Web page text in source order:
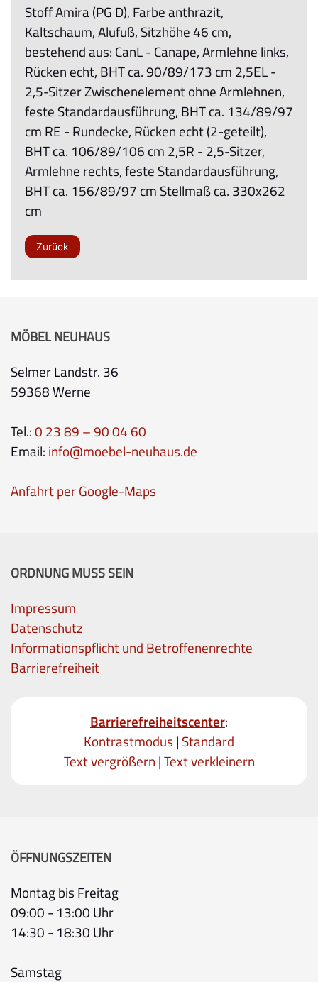
Stoff Amira (PG D), Farbe anthrazit,
Kaltschaum, Alufuß, Sitzhöhe 46 cm,
bestehend aus: CanL - Canape, Armlehne links,
Rücken echt, BHT ca. 90/89/173 cm 2,5EL -
2,5-Sitzer Zwischenelement ohne Armlehnen,
feste Standardausführung, BHT ca. 134/89/97
cm RE - Rundecke, Rücken echt (2-geteilt),
BHT ca. 106/89/106 cm 2,5R - 2,5-Sitzer,
Armlehne rechts, feste Standardausführung,
BHT ca. 156/89/97 cm Stellmaß ca. 330x262
cm
Zurück
MÖBEL NEUHAUS
Selmer Landstr. 36
59368 Werne
Tel.:0 23 89 – 90 04 60
Email: info@moebel-neuhaus.de
Anfahrt per Google-Maps
ORDNUNG MUSS SEIN
Impressum
Datenschutz
Informationspflicht und Betroffenenrechte
Barrierefreiheit
Barrierefreiheitscenter:
Kontrastmodus | Standard
Text vergrößern |Text verkleinern
ÖFFNUNGSZEITEN
Montag bis Freitag
09:00 - 13:00 Uhr
14:30 - 18:30 Uhr
Samstag